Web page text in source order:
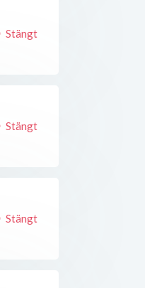
Stängt
Stängt
Stängt